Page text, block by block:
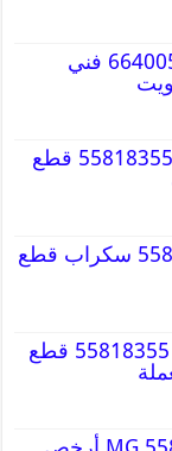
تظليل سيارة الكويت 66400552 فني
قطع غيار سيارات كورية 55818355 قطع
قطع غيار كاديلاك 55818355 سكراب قطع
قطع غيار سيارات المانية 55818355 قطع